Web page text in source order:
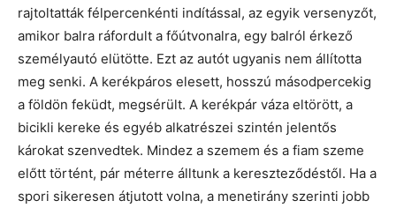
rajtoltatták félpercenkénti indítással, az egyik versenyzőt,
amikor balra ráfordult a főútvonalra, egy balról érkező
személyautó elütötte. Ezt az autót ugyanis nem állította
meg senki. A kerékpáros elesett, hosszú másodpercekig
a földön feküdt, megsérült. A kerékpár váza eltörött, a
bicikli kereke és egyéb alkatrészei szintén jelentős
károkat szenvedtek. Mindez a szemem és a fiam szeme
előtt történt, pár méterre álltunk a kereszteződéstől. Ha a
spori sikeresen átjutott volna, a menetirány szerinti jobb